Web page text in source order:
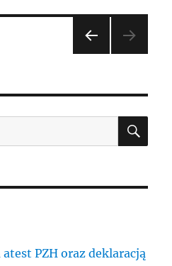
STR
ONA
PZH oraz deklaracją